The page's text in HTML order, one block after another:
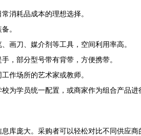
消耗品成本的理想选择。
。
画刀、媒介剂等工具，空间利用率高。
，部分型号带有背带，方便携带。
作场所的艺术家或教师。
为学员统一配置，或商家作为组合产品进
库庞大。采购者可以轻松对比不同供应